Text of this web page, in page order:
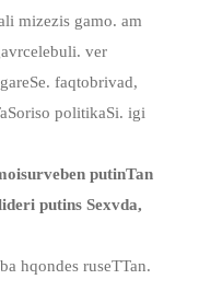
mizezis gamo. am
ver
faqtobrivad,
politikaSi. igi
putinTan
putins Sexvda,
hqondes ruseTTan.